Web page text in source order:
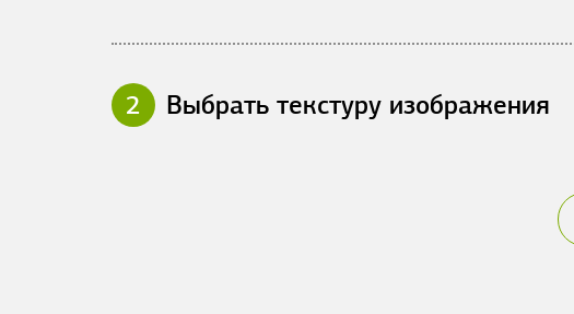
2 Выбрать текстуру изображения